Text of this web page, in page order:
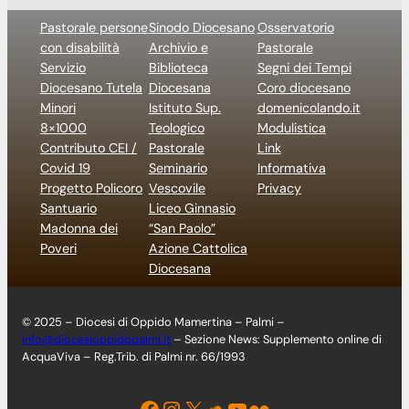
Pastorale persone
con disabilità
Servizio
Diocesano Tutela
Minori
8×1000
Contributo CEI /
Covid 19
Progetto Policoro
Santuario
Madonna dei
Poveri
Sinodo Diocesano
Archivio e
Biblioteca
Diocesana
Istituto Sup.
Teologico
Pastorale
Seminario
Vescovile
Liceo Ginnasio
“San Paolo”
Azione Cattolica
Diocesana
Osservatorio
Pastorale
Segni dei Tempi
Coro diocesano
domenicolando.it
Modulistica
Link
Informativa
Privacy
© 2025 – Diocesi di Oppido Mamertina – Palmi –
info@diocesioppidopalmi.it – Sezione News: Supplemento online di
AcquaViva – Reg.Trib. di Palmi nr. 66/1993